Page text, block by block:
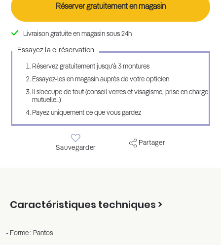
Sauvegarder
Partager
Réserver gratuitement en magasin
Livraison gratuite en magasin sous 24h
Essayez la e-réservation
Réservez gratuitement jusqu'à 3 montures
Essayez-les en magasin auprès de votre opticien
Il s'occupe de tout (conseil verres et visagisme, prise en charge
mutuelle...)
Payez uniquement ce que vous gardez
Caractéristiques techniques >
Forme : Pantos